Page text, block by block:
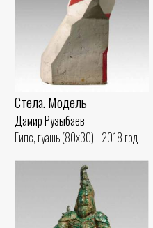
Стела. Модель
Дамир Рузыбаев
Гипс, гуашь (80x30) - 2018 год